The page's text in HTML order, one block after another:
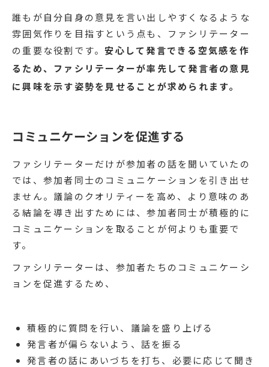
誰もが自分自身の意見を言い出しやすくなるような
雰囲気作りを目指すという点も、ファシリテーター
の重要な役割です。安心して発言できる空気感を作
るため、ファシリテーターが率先して発言者の意見
に興味を示す姿勢を見せることが求められます。
コミュニケーションを促進する
ファシリテーターだけが参加者の話を聞いていたの
では、参加者同士のコミュニケーションを引き出せ
ません。議論のクオリティーを高め、より意味のあ
る結論を導き出すためには、参加者同士が積極的に
コミュニケーションを取ることが何よりも重要で
す。
ファシリテーターは、参加者たちのコミュニケーシ
ョンを促進するため、
積極的に質問を行い、議論を盛り上げる
発言者が偏らないよう、話を振る
発言者の話にあいづちを打ち、必要に応じて聞き